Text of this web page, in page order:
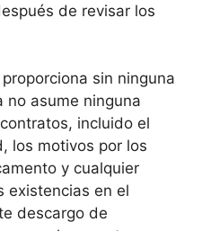
de revisar los
sin ninguna
no asume ninguna
incluido el
los motivos por los
y cualquier
existencias en el
descargo de